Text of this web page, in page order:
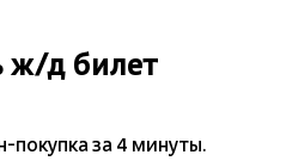
ж/д билет
покупказа 4 минуты.